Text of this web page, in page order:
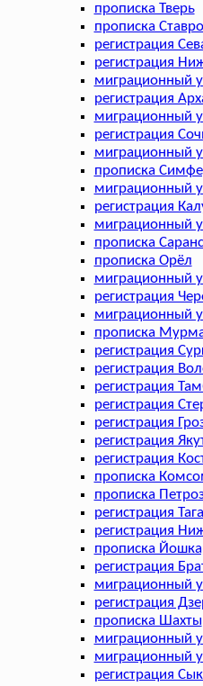
прописка Тверь
прописка
регистрация
регистрация
миграционный
регистрация
миграционный
регистрация
миграционный
прописка
миграционный
регистрация
миграционный
прописка
прописка Орёл
миграционный
регистрация
миграционный
прописка
регистрация
регистрация
регистрация
регистрация
регистрация
регистрация
регистрация
прописка
прописка
регистрация
регистрация
прописка
регистрация
миграционный
регистрация
прописка Шахты
миграционный
миграционный
регистрация